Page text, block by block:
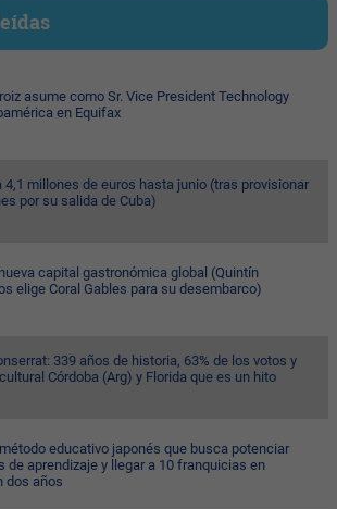
asume como Sr. Vice President Technology
en Equifax
4,1 millones de euros hasta junio (tras provisionar
por su salida de Cuba)
capital gastronómica global (Quintín
elige Coral Gables para su desembarco)
339 años de historia, 63% de los votos y
Córdoba (Arg) y Florida que es un hito
educativo japonés que busca potenciar
de aprendizaje y llegar a 10 franquicias en
dos años